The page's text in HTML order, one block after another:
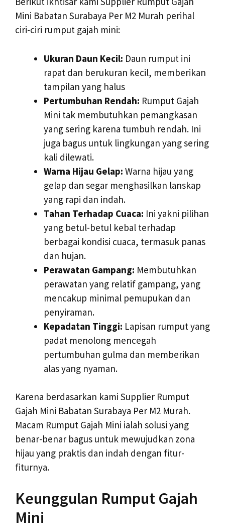
Mini Babatan Surabaya Per M2 Murah perihal
ciri-ciri rumput gajah mini:
Ukuran Daun Kecil: Daun rumput ini
rapat dan berukuran kecil, memberikan
tampilan yang halus
Pertumbuhan Rendah: Rumput Gajah
Mini tak membutuhkan pemangkasan
yang sering karena tumbuh rendah. Ini
juga bagus untuk lingkungan yang sering
kali dilewati.
Warna Hijau Gelap: Warna hijau yang
gelap dan segar menghasilkan lanskap
yang rapi dan indah.
Tahan Terhadap Cuaca: Ini yakni pilihan
yang betul-betul kebal terhadap
berbagai kondisi cuaca, termasuk panas
dan hujan.
Perawatan Gampang: Membutuhkan
perawatan yang relatif gampang, yang
mencakup minimal pemupukan dan
penyiraman.
Kepadatan Tinggi: Lapisan rumput yang
padat menolong mencegah
pertumbuhan gulma dan memberikan
alas yang nyaman.
Karena berdasarkan kami Supplier Rumput
Gajah Mini Babatan Surabaya Per M2 Murah.
Macam Rumput Gajah Mini ialah solusi yang
benar-benar bagus untuk mewujudkan zona
hijau yang praktis dan indah dengan fitur-
fiturnya.
Keunggulan Rumput Gajah
Mini